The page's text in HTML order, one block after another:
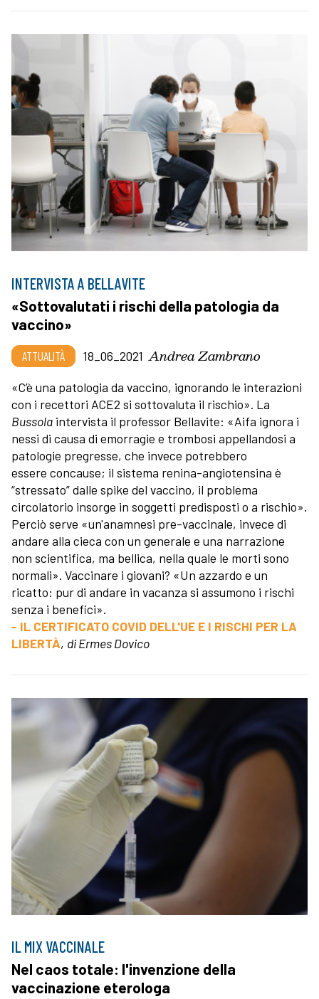
INTERVISTA A BELLAVITE
«Sottovalutati i rischi della patologia da
vaccino»
ATTUALITÀ 18_06_2021 Andrea Zambrano
«C’è una patologia da vaccino, ignorando le interazioni
con i recettori ACE2 si sottovaluta il rischio». La
Bussola intervista il professor Bellavite: «Aifa ignora i
nessi di causa di emorragie e trombosi appellandosi a
patologie pregresse, che invece potrebbero
essere concause; il sistema renina-angiotensina è
“stressato” dalle spike del vaccino, il problema
circolatorio insorge in soggetti predisposti o a rischio».
Perciò serve «un'anamnesi pre-vaccinale, invece di
andare alla cieca con un generale e una narrazione
non scientifica, ma bellica, nella quale le morti sono
normali». Vaccinare i giovani? «Un azzardo e un
ricatto: pur di andare in vacanza si assumono i rischi
senza i benefici».
- IL CERTIFICATO COVID DELL'UE E I RISCHI PER LA
LIBERTÀ, di Ermes Dovico
IL MIX VACCINALE
Nel caos totale: l'invenzione della
vaccinazione eterologa